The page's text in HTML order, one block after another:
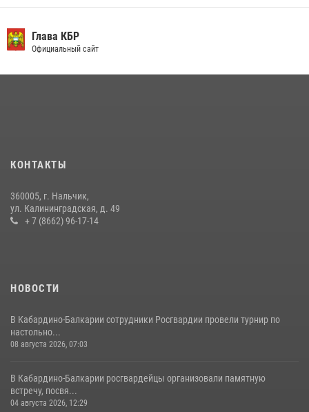
РАДИОРУБРИКи В КАБАРДИНО-БАЛКАРИИ
12 июля 2026, 03:30
В Кабардино-Балкарии росгвардейцы организовали памятную
встречу, посвященную генералу армии Ивану Яковлеву
Глава КБР
Официальный сайт
КОНТАКТЫ
360005, г. Нальчик,
ул. Калининградская, д. 49
+ 7 (8662) 96-17-14
НОВОСТИ
В Кабардино-Балкарии сотрудники Росгвардии провели турнир по
настольно...
08 августа 2026, 07:03
В Кабардино-Балкарии росгвардейцы организовали памятную
встречу, посвя...
04 августа 2026, 12:29